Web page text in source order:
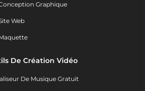
Graphique
Web
De Création Vidéo
De Musique Gratuit